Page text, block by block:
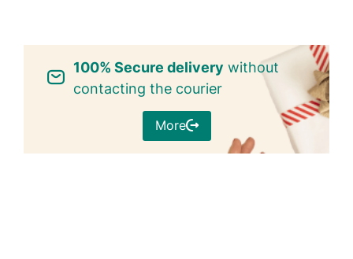
100% Secure delivery without
contacting the courier
More